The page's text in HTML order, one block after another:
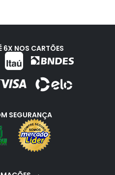
6X NOS CARTÕES
SEGURANÇA